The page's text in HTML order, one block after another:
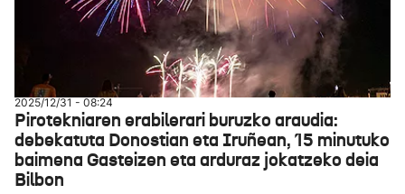
2025/12/31 - 08:24
Pirotekniaren erabilerari buruzko araudia:
debekatuta Donostian eta Iruñean, 15 minutuko
baimena Gasteizen eta arduraz jokatzeko deia
Bilbon